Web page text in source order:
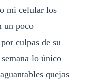
mi celular los
un poco
culpas de su
lo único
quejas